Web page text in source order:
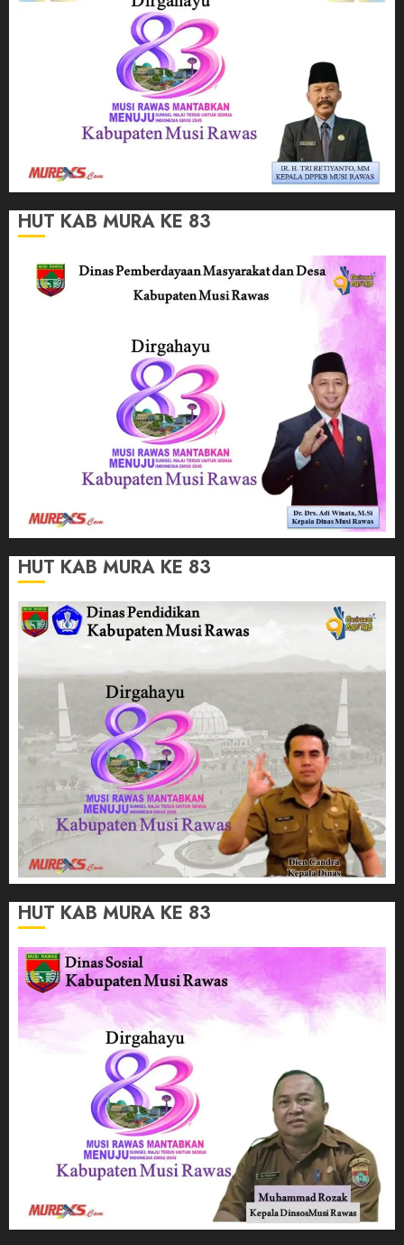
HUT KAB MURA KE 83
HUT KAB MURA KE 83
HUT KAB MURA KE 83